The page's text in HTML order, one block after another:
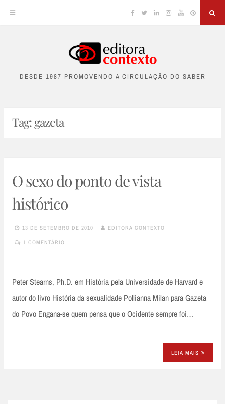
content
Facebook
TwitterLinkedinInstagram
YouTubePinterest
DESDE 1987 PROMOVENDO A CIRCULAÇÃO DO SABER
Tag:gazeta
O sexo do ponto de vista
histórico
13 DE SETEMBRO DE 2010 EDITORA CONTEXTO
1 COMENTÁRIO
Peter Stearns, Ph.D. em História pela Universidade de Harvard e
autor do livro História da sexualidade Pollianna Milan para Gazeta
do Povo Engana-se quem pensa que o Ocidente sempre foi…
LEIA MAIS